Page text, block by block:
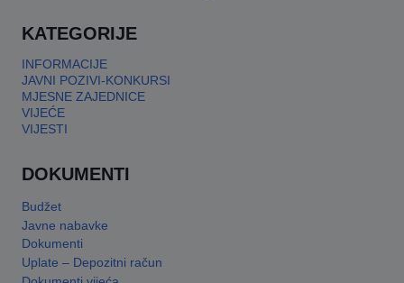
KATEGORIJE
INFORMACIJE
JAVNI POZIVI-KONKURSI
MJESNE ZAJEDNICE
VIJEĆE
VIJESTI
DOKUMENTI
Budžet
Javne nabavke
Dokumenti
Uplate – Depozitni račun